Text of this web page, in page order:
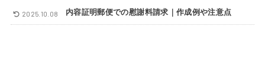
内容証明郵便での慰謝料請求｜作成例や注意点
2025.10.08